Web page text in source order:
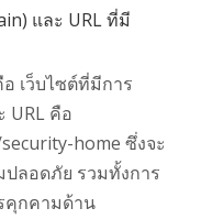
และ URL ที่มี
เว็บไซต์ที่มีการ
URL คือ
home ซึ่งจะ
ลอดภัย รวมทั้งการ
คุกคามด้าน